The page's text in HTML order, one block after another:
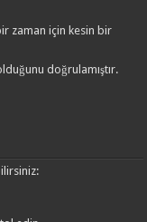
zaman için kesin bir
doğrulamıştır.